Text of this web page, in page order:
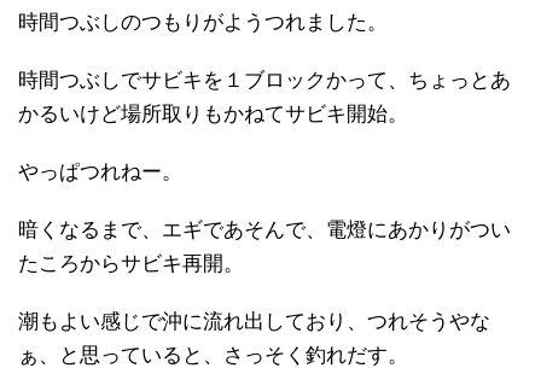
時間つぶしのつもりがようつれました。
時間つぶしでサビキを１ブロックかって、ちょっとあ
かるいけど場所取りもかねてサビキ開始。
やっぱつれねー。
暗くなるまで、エギであそんで、電燈にあかりがつい
たころからサビキ再開。
潮もよい感じで沖に流れ出しており、つれそうやな
ぁ、と思っていると、さっそく釣れだす。